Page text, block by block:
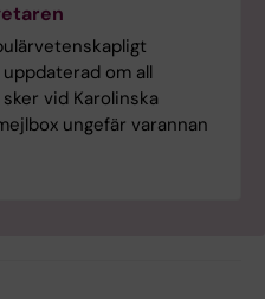
om all
vid Karolinska
ungefär varannan